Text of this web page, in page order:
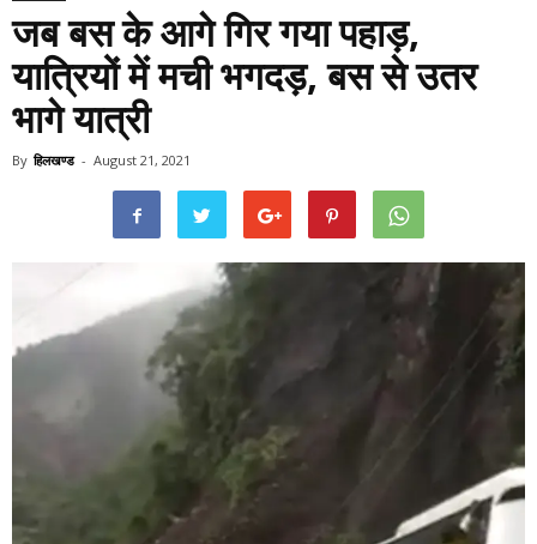
जब बस के आगे गिर गया पहाड़,
यात्रियों में मची भगदड़, बस से उतर
भागे यात्री
By हिलखण्ड - August 21, 2021